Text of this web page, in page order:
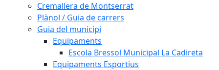
Cremallera de Montserrat
Plànol / Guia de carrers
Guia del municipi
Equipaments
Escola Bressol Municipal La Cadireta
Equipaments Esportius